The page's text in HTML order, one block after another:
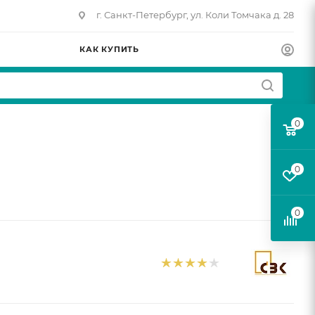
г. Санкт-Петербург, ул. Коли Томчака д. 28
КАК КУПИТЬ
0
0
0